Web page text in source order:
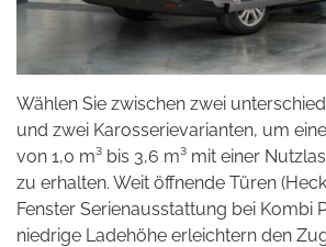
Wählen Sie zwischen zwei
und zwei Karosserievarianten, um
von 1,0 m³ bis 3,6 m³ mit einer
zu erhalten. Weit öffnende Türen
Fenster Serienausstattung bei Kombi
niedrige Ladehöhe erleichtern den